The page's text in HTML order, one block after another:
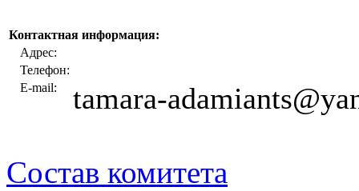
Контактная информация:
Адрес:
Телефон:
E-mail:
tamara-
Состав комитета